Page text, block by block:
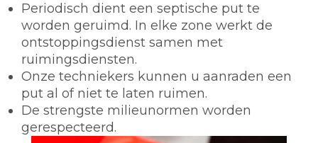
Periodisch dient een septische put te
worden geruimd. In elke zone werkt de
ontstoppingsdienst samen met
ruimingsdiensten.
Onze techniekers kunnen u aanraden een
put al of niet te laten ruimen.
De strengste milieunormen worden
gerespecteerd.